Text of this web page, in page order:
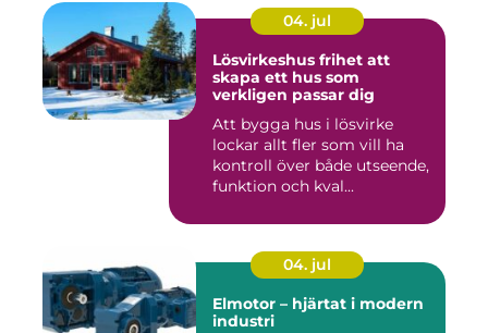
04. jul
Lösvirkeshus frihet att
skapa ett hus som
verkligen passar dig
Att bygga hus i lösvirke
lockar allt fler som vill ha
kontroll över både utseende,
funktion och kval...
04. jul
Elmotor – hjärtat i modern
industri